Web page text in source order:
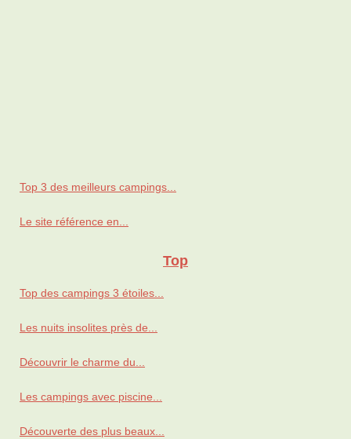
Top 3 des meilleurs campings...
Le site référence en...
Top
Top des campings 3 étoiles...
Les nuits insolites près de...
Découvrir le charme du...
Les campings avec piscine...
Découverte des plus beaux...